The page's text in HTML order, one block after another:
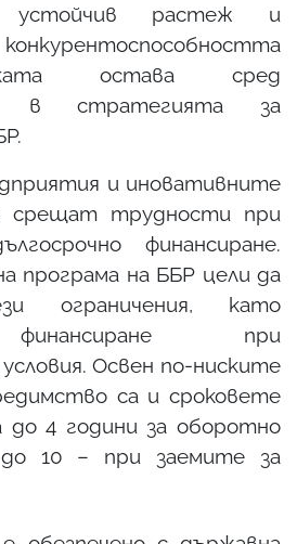
устойчив растеж и
остава сред
в стратегията за
и иновативните
срещат трудности при
финансиране.
програма на ББР цели да
ограничения, като
при
Освен по-ниските
са и сроковете
до 4 години за оборотно
до 10 – при заемите за